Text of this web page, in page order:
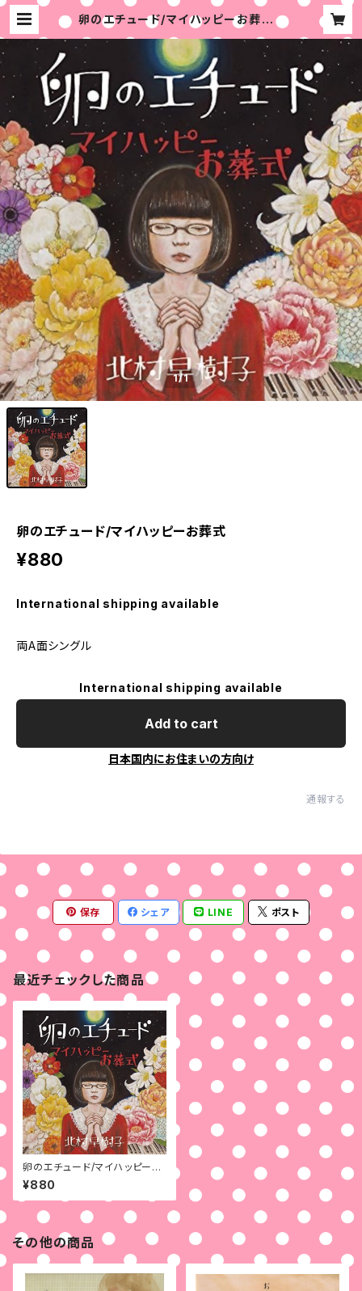
卵のエチュード/マイハッピーお葬式 |
北村直販
1/1
卵のエチュード/マイハッピーお葬式
¥880
International shipping available
両A面シングル
International shipping available
Add to cart
日本国内にお住まいの方向け
通報する
保存 シェア LINE ポスト
最近チェックした商品
卵のエチュード/マイハッピーお
葬式
¥880
その他の商品